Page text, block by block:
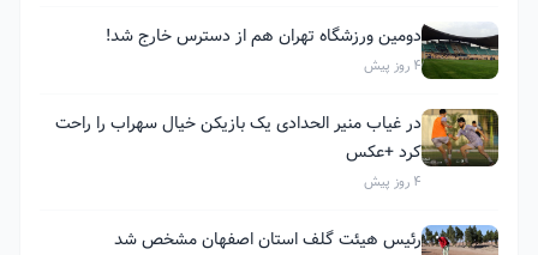
دومین ورزشگاه تهران هم از دسترس خارج شد!
4 روز پیش
در غیاب منیر الحدادی یک بازیکن خیال سهراب را راحت
کرد +عکس
4 روز پیش
رئیس هیئت گلف استان اصفهان مشخص شد